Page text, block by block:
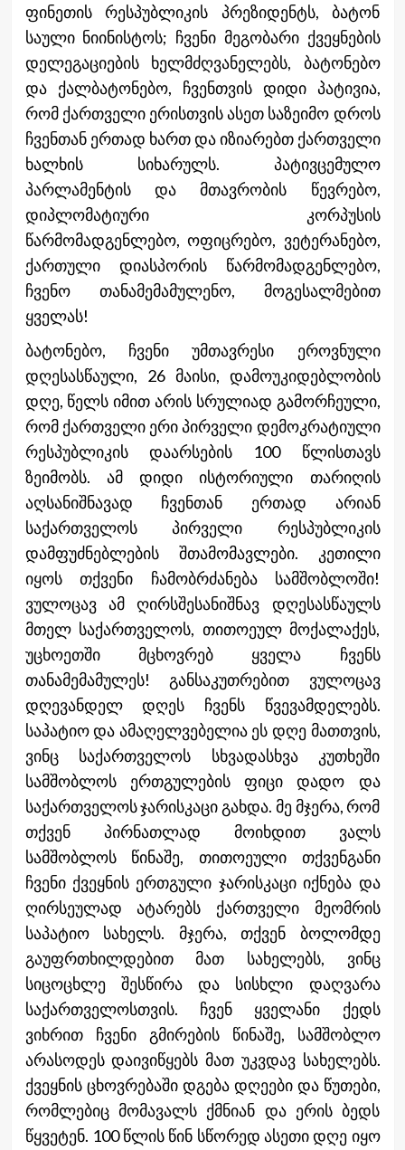
ფინეთის რესპუბლიკის პრეზიდენტს, ბატონ
საული ნიინისტოს; ჩვენი მეგობარი ქვეყნების
დელეგაციების ხელმძღვანელებს, ბატონებო
და ქალბატონებო, ჩვენთვის დიდი პატივია,
რომ ქართველი ერისთვის ასეთ საზეიმო დროს
ჩვენთან ერთად ხართ და იზიარებთ ქართველი
ხალხის სიხარულს. პატივცემულო
პარლამენტის და მთავრობის წევრებო,
დიპლომატიური კორპუსის
წარმომადგენლებო, ოფიცრებო, ვეტერანებო,
ქართული დიასპორის წარმომადგენლებო,
ჩვენო თანამემამულენო, მოგესალმებით
ყველას!
ბატონებო, ჩვენი უმთავრესი ეროვნული
დღესასწაული, 26 მაისი, დამოუკიდებლობის
დღე, წელს იმით არის სრულიად გამორჩეული,
რომ ქართველი ერი პირველი დემოკრატიული
რესპუბლიკის დაარსების 100 წლისთავს
ზეიმობს. ამ დიდი ისტორიული თარიღის
აღსანიშნავად ჩვენთან ერთად არიან
საქართველოს პირველი რესპუბლიკის
დამფუძნებლების შთამომავლები. კეთილი
იყოს თქვენი ჩამობრძანება სამშობლოში!
ვულოცავ ამ ღირსშესანიშნავ დღესასწაულს
მთელ საქართველოს, თითოეულ მოქალაქეს,
უცხოეთში მცხოვრებ ყველა ჩვენს
თანამემამულეს! განსაკუთრებით ვულოცავ
დღევანდელ დღეს ჩვენს წვევამდელებს.
საპატიო და ამაღელვებელია ეს დღე მათთვის,
ვინც საქართველოს სხვადასხვა კუთხეში
სამშობლოს ერთგულების ფიცი დადო და
საქართველოს ჯარისკაცი გახდა. მე მჯერა, რომ
თქვენ პირნათლად მოიხდით ვალს
სამშობლოს წინაშე, თითოეული თქვენგანი
ჩვენი ქვეყნის ერთგული ჯარისკაცი იქნება და
ღირსეულად ატარებს ქართველი მეომრის
საპატიო სახელს. მჯერა, თქვენ ბოლომდე
გაუფრთხილდებით მათ სახელებს, ვინც
სიცოცხლე შესწირა და სისხლი დაღვარა
საქართველოსთვის. ჩვენ ყველანი ქედს
ვიხრით ჩვენი გმირების წინაშე, სამშობლო
არასოდეს დაივიწყებს მათ უკვდავ სახელებს.
ქვეყნის ცხოვრებაში დგება დღეები და წუთები,
რომლებიც მომავალს ქმნიან და ერის ბედს
წყვეტენ. 100 წლის წინ სწორედ ასეთი დღე იყო